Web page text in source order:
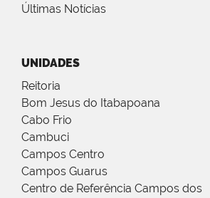
Últimas Notícias
UNIDADES
Reitoria
Bom Jesus do Itabapoana
Cabo Frio
Cambuci
Campos Centro
Campos Guarus
Centro de Referência Campos dos